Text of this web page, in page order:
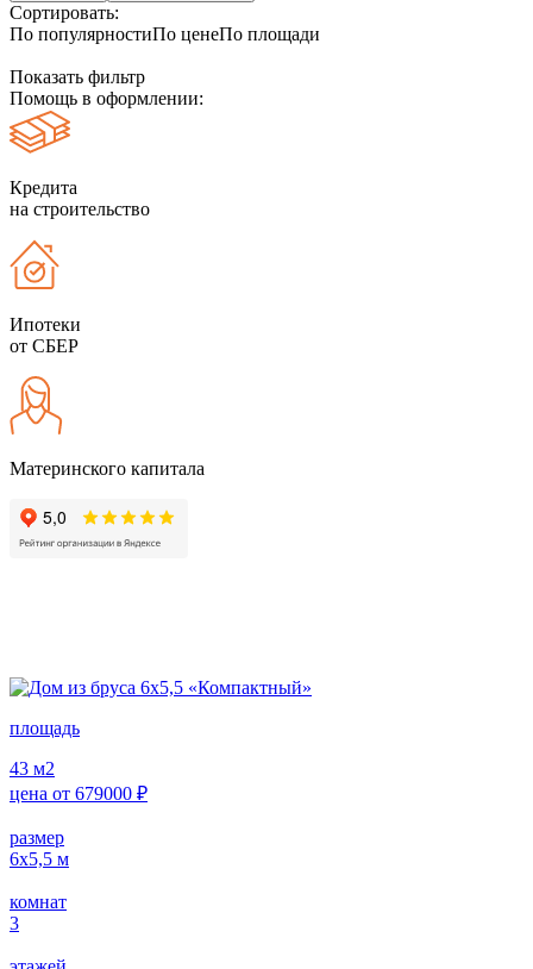
Сортировать:
По популярностиПо ценеПо площади
Показать фильтр
Помощь в оформлении:
Кредита
на строительство
Ипотеки
от СБЕР
Материнского капитала
площадь
43 м2
цена от 679000 ₽
размер
6х5,5 м
комнат
3